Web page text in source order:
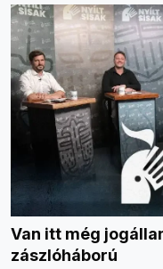
Van itt még
zászlóháború